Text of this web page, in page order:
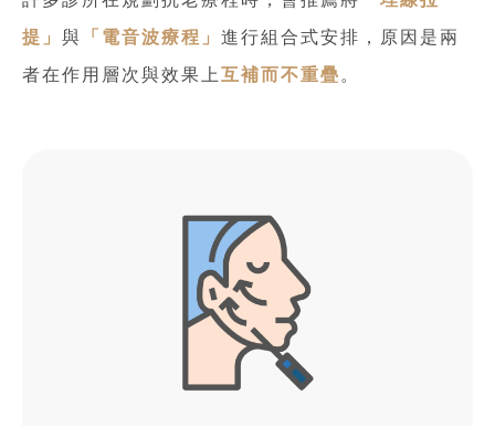
提」 與 「電音波療程」 進行組合式安排，原因是兩
者在作用層次與效果上 互補而不重疊 。